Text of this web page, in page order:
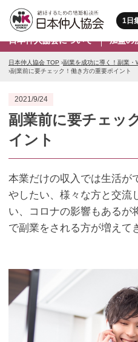
1日
日本仲人協会について 加盟の
日本仲人協会 TOP ›副業を成功に導く！副業・
›副業前に要チェック！働き方の重要ポイント
2021/9/24
副業前に要チェッ
イント
本業だけの収入では生活が
やしたい、様々な方と交流
い、コロナの影響もあるが
で副業をされる方が増えて